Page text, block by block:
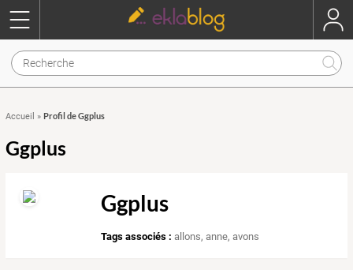
Accueil » Profil de Ggplus
Ggplus
Ggplus
Tags associés : allons,anne,avons